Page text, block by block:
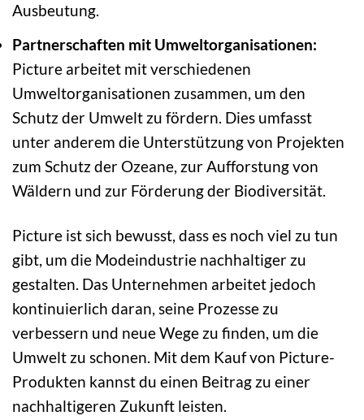
Ausbeutung.
Partnerschaften mit Umweltorganisationen:
Picture arbeitet mit verschiedenen
Umweltorganisationen zusammen, um den
Schutz der Umwelt zu fördern. Dies umfasst
unter anderem die Unterstützung von Projekten
zum Schutz der Ozeane, zur Aufforstung von
Wäldern und zur Förderung der Biodiversität.
Picture ist sich bewusst, dass es noch viel zu tun
gibt, um die Modeindustrie nachhaltiger zu
gestalten. Das Unternehmen arbeitet jedoch
kontinuierlich daran, seine Prozesse zu
verbessern und neue Wege zu finden, um die
Umwelt zu schonen. Mit dem Kauf von Picture-
Produkten kannst du einen Beitrag zu einer
nachhaltigeren Zukunft leisten.